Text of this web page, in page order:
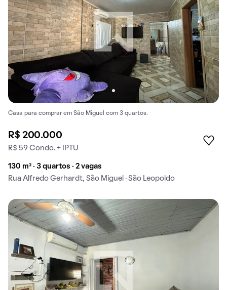
Casa para comprar em São Miguel com 3 quartos.
R$ 200.000
R$ 59 Condo. + IPTU
130 m² · 3 quartos · 2 vagas
Rua Alfredo Gerhardt, São Miguel · São Leopoldo